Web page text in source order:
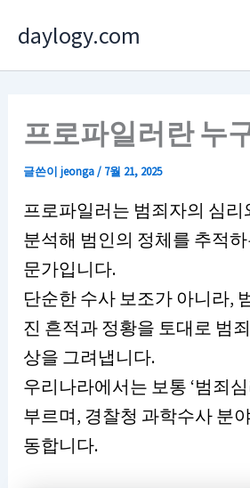
daylogy.com
프로파일러란 누
글쓴이jeonga/ 7월 21, 2025
프로파일러는 범죄자의 심리
분석해 범인의 정체를 추적
문가입니다.
단순한 수사 보조가 아니라,
진 흔적과 정황을 토대로 범
상을 그려냅니다.
우리나라에서는 보통 ‘범죄
부르며, 경찰청 과학수사 분
동합니다.